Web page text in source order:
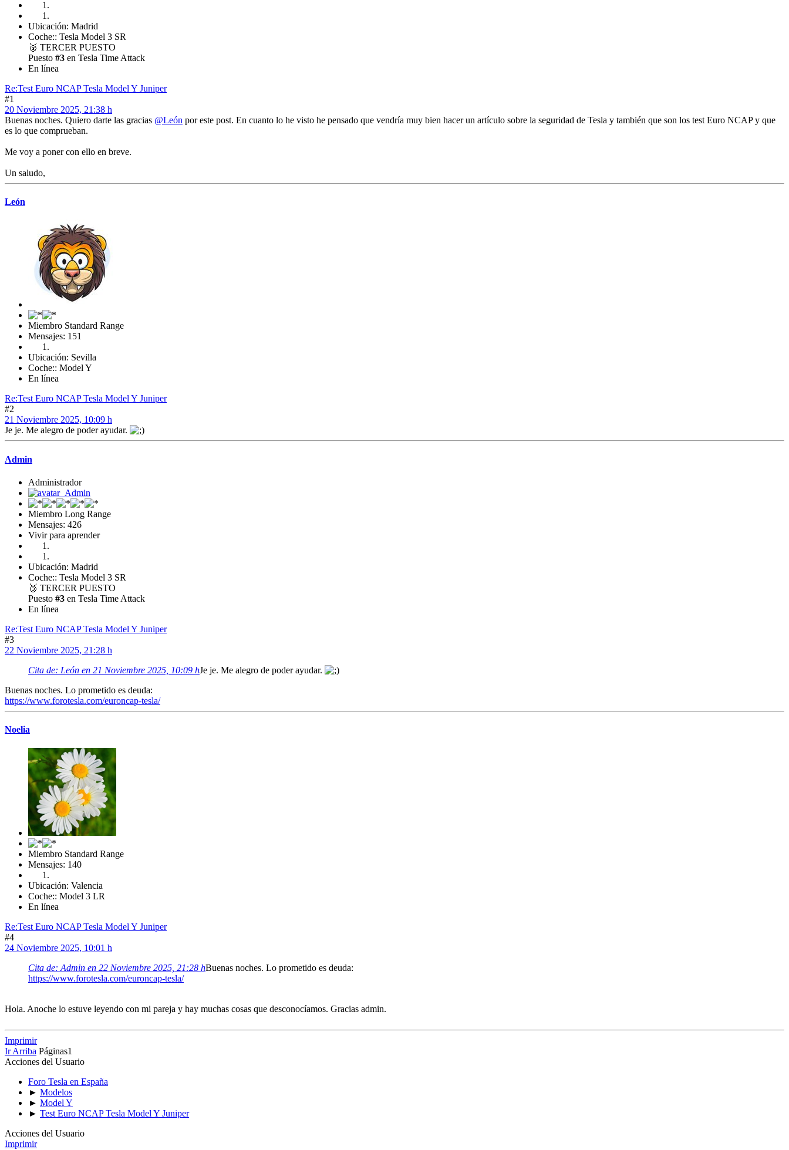
Ubicación: Madrid
Coche:: Tesla Model 3 SR
🥉 TERCER PUESTO
Puesto #3 en Tesla Time Attack
En línea
Re:Test Euro NCAP Tesla Model Y Juniper
#1
20 Noviembre 2025, 21:38 h
Buenas noches. Quiero darte las gracias @León por este post. En cuanto lo he visto he pensado que vendría muy bien hacer un artículo sobre la seguridad de Tesla y también que son los test Euro NCAP y que
es lo que comprueban.
Me voy a poner con ello en breve.
Un saludo,
León
Miembro Standard Range
Mensajes: 151
Ubicación: Sevilla
Coche:: Model Y
En línea
Re:Test Euro NCAP Tesla Model Y Juniper
#2
21 Noviembre 2025, 10:09 h
Je je. Me alegro de poder ayudar.
Admin
Administrador
Miembro Long Range
Mensajes: 426
Vivir para aprender
Ubicación: Madrid
Coche:: Tesla Model 3 SR
🥉 TERCER PUESTO
Puesto #3 en Tesla Time Attack
En línea
Re:Test Euro NCAP Tesla Model Y Juniper
#3
22 Noviembre 2025, 21:28 h
Cita de: León en 21 Noviembre 2025, 10:09 hJe je. Me alegro de poder ayudar.
Buenas noches. Lo prometido es deuda:
https://www.forotesla.com/euroncap-tesla/
Noelia
Miembro Standard Range
Mensajes: 140
Ubicación: Valencia
Coche:: Model 3 LR
En línea
Re:Test Euro NCAP Tesla Model Y Juniper
#4
24 Noviembre 2025, 10:01 h
Cita de: Admin en 22 Noviembre 2025, 21:28 hBuenas noches. Lo prometido es deuda:
https://www.forotesla.com/euroncap-tesla/
Hola. Anoche lo estuve leyendo con mi pareja y hay muchas cosas que desconocíamos. Gracias admin.
Imprimir
Ir Arriba Páginas1
Acciones del Usuario
Foro Tesla en España
► Modelos
► Model Y
► Test Euro NCAP Tesla Model Y Juniper
Acciones del Usuario
Imprimir